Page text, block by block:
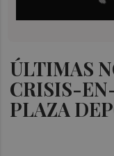
ÚLTIMAS
CRISIS-
PLAZA